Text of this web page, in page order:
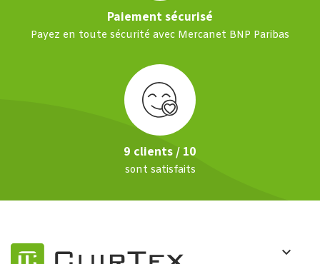
Paiement sécurisé
Payez en toute sécurité avec Mercanet BNP Paribas
9 clients / 10
sont satisfaits